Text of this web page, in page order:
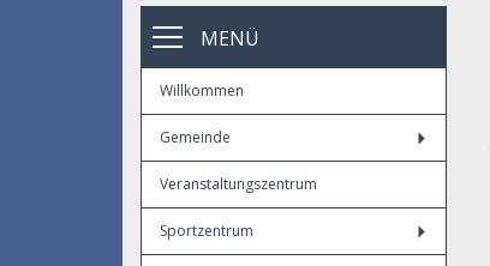
MENÜ
Willkommen
Gemeinde
Veranstaltungszentrum
Sportzentrum